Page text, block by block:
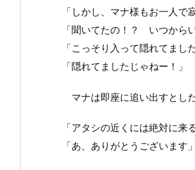
「しかし、マナ様もお一人
「聞いてたの！？ いつから
「こっそり入って隠れてました
「隠れてましたじゃねー！」
マナは即座に追い出すとし
「アタシの近くには絶対に来
「あ、ありがとうございます」